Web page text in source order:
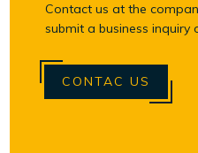
Contact us at the
submit a business inquiry
CONTAC US